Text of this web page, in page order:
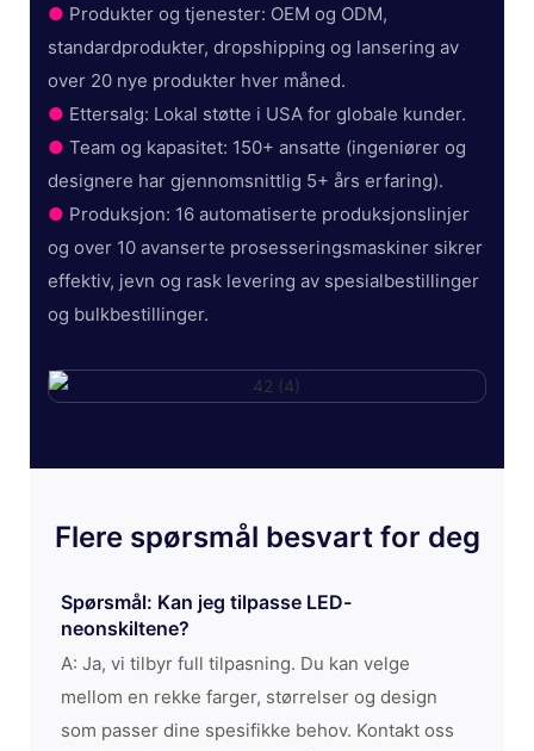
● Produkter og tjenester: OEM og ODM,
standardprodukter, dropshipping og lansering av
over 20 nye produkter hver måned.
● Ettersalg: Lokal støtte i USA for globale kunder.
● Team og kapasitet: 150+ ansatte (ingeniører og
designere har gjennomsnittlig 5+ års erfaring).
● Produksjon: 16 automatiserte produksjonslinjer
og over 10 avanserte prosesseringsmaskiner sikrer
effektiv, jevn og rask levering av spesialbestillinger
og bulkbestillinger.
Flere spørsmål besvart for deg
Spørsmål: Kan jeg tilpasse LED-
neonskiltene?
A: Ja, vi tilbyr full tilpasning. Du kan velge
mellom en rekke farger, størrelser og design
som passer dine spesifikke behov. Kontakt oss